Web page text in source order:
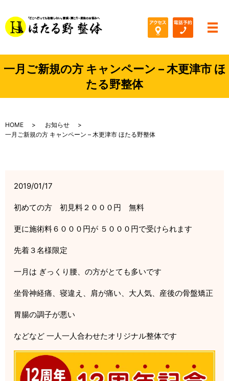
メ
一月ご新規の方 キャンペーン – 木更津市 ほ
たる野整体
HOME
お知らせ
一月ご新規の方 キャンペーン – 木更津市 ほたる野整体
2019/01/17
初めての方 初見料２０００円 無料
更に施術料６０００円が ５０００円で受けられます
先着３名様限定
一月は ぎっくり腰、の方がとても多いです
坐骨神経痛、寝違え、肩が痛い、大人気、産後の骨盤矯正
胃腸の調子が悪い
などなど 一人一人合わせたオリジナル整体です